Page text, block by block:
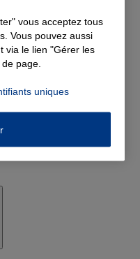
vous acceptez tous
Vous pouvez aussi
via le lien "Gérer les
page.
uniques